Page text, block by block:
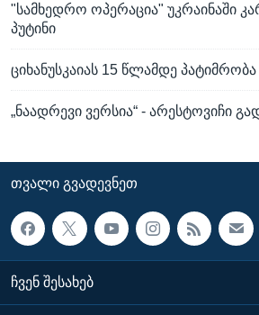
"სამხედრო ოპერაცია" უკრაინაში
პუტინი
ციხანუსკაიას 15 წლამდე პატიმრობა
„ნაადრევი ვერსია“ - არესტოვიჩი
ᲗᲕᲐᲚᲘ ᲒᲕᲐᲓᲔᲕᲜᲔᲗ
ᲩᲕᲔᲜ ᲨᲔᲡᲐᲮᲔᲑ